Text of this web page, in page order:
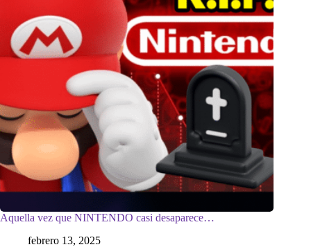
Aquella vez que NINTENDO casi desaparece…
febrero 13, 2025